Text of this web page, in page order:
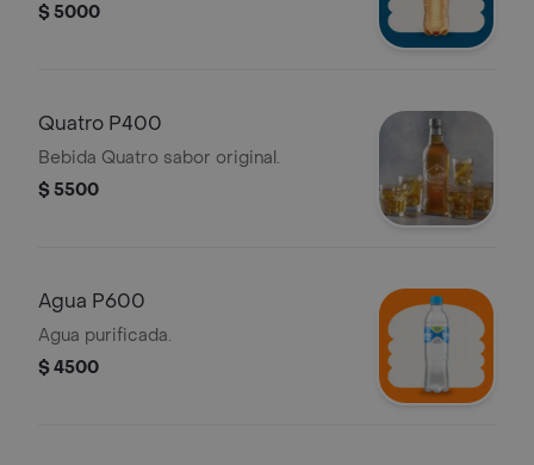
$ 5000
Quatro P400
Bebida Quatro sabor original.
$ 5500
Agua P600
Agua purificada.
$ 4500